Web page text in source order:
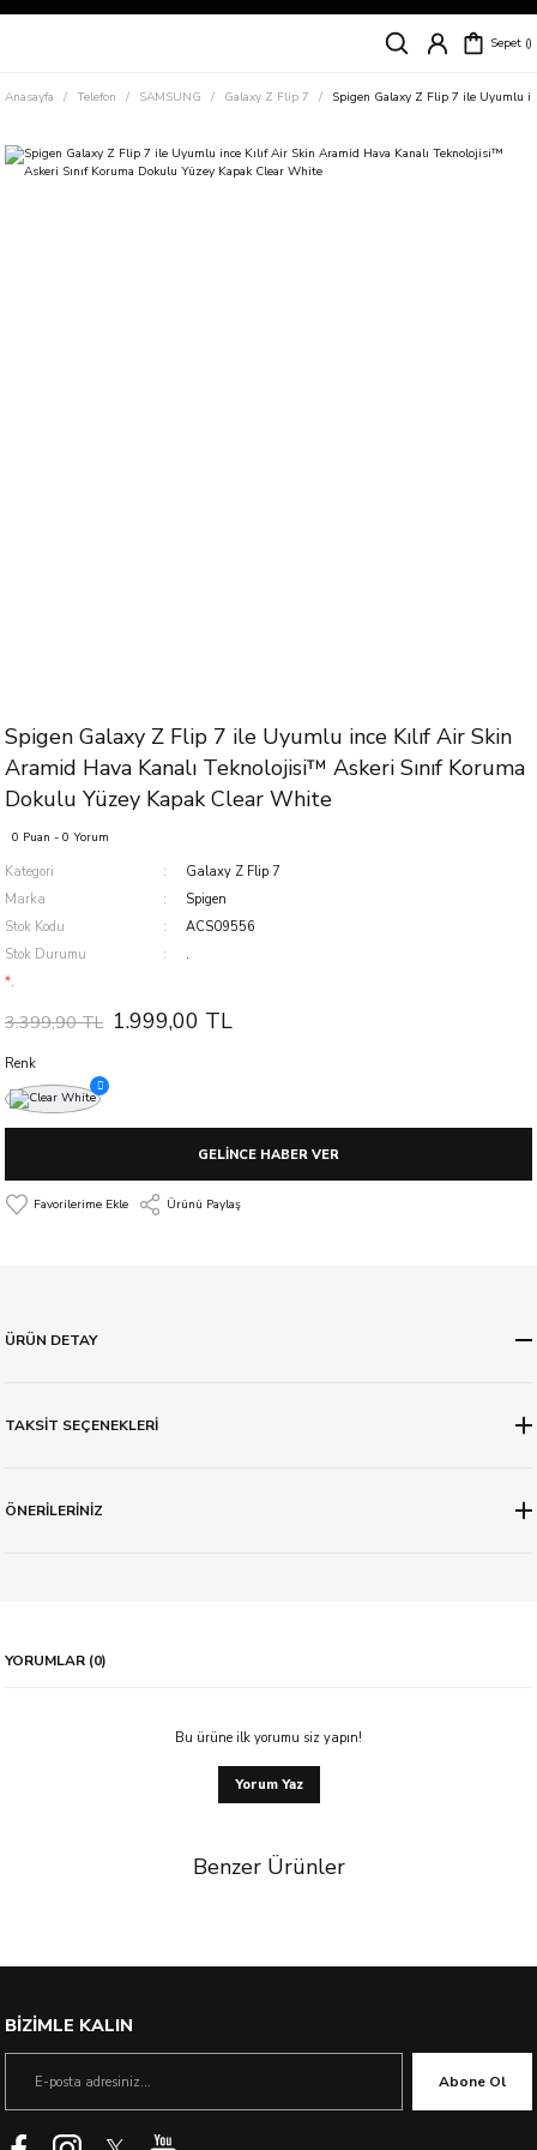
Siparişleriniz
Süper İndirimli Fiyatlar
Sepet
Anasayfa Telefon SAMSUNG Galaxy Z Flip 7 Spigen Galaxy Z Flip 7 ile Uyumlu
Spigen Galaxy Z Flip 7 ile Uyumlu ince Kılıf Air Skin
Aramid Hava Kanalı Teknolojisi™ Askeri Sınıf Koruma
Dokulu Yüzey Kapak Clear White
0 Puan - 0 Yorum
Kategori
Galaxy Z Flip 7
Marka
Spigen
Stok Kodu
ACS09556
Stok Durumu
.
*.
3.399,90 TL 1.999,00 TL
Renk
GELİNCE HABER VER
Ürünü Paylaş
ÜRÜN DETAY
TAKSİT SEÇENEKLERİ
ÖNERİLERİNİZ
YORUMLAR (0)
Bu ürüne ilk yorumu siz yapın!
Yorum Yaz
Benzer Ürünler
BİZİMLE KALIN
Abone Ol